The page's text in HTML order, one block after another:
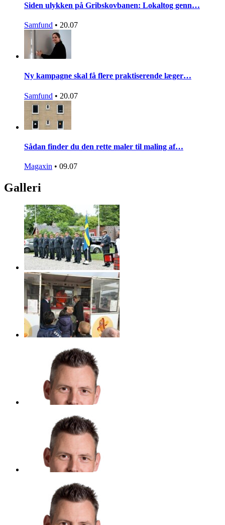
Siden ulykken på Gribskovbanen: Lokaltog genn…
Samfund • 20.07
Ny kampagne skal få flere praktiserende læger…
Samfund • 20.07
Sådan finder du den rette maler til maling af…
Magaxin • 09.07
Galleri